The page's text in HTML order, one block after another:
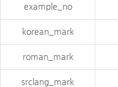
example_no
korean_mark
roman_mark
srclang_mark